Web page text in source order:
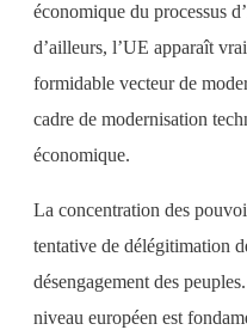
économique du processus
d’ailleurs, l’UE apparaît
formidable vecteur de
cadre de modernisation
économique.
La concentration des
tentative de délégitimation
désengagement des
niveau européen est